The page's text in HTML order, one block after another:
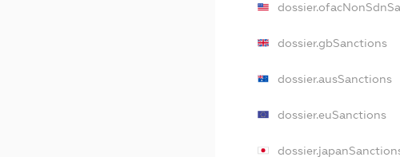
dossier.gbSanctions
dossier.ausSanctions
dossier.euSanctions